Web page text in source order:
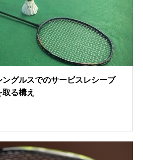
グルスでのサービスレシーブ
る構え